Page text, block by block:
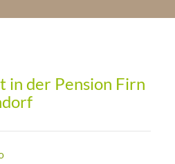
in der Pension Firn